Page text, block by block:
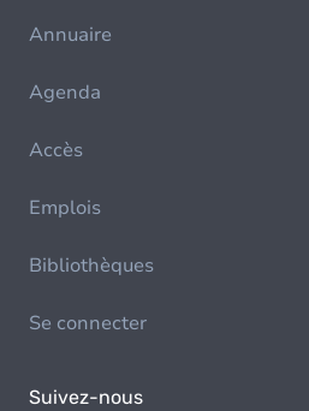
Annuaire
Agenda
Accès
Emplois
Bibliothèques
Se connecter
Suivez-nous